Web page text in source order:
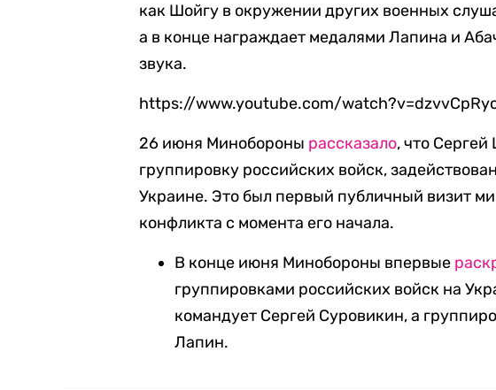
как Шойгу в окружении других военных
а в конце награждает медалями Лапина и
звука.
https://www.youtube.com/
26 июня Минобороны рассказало, что
группировку российских войск,
Украине. Это был первый публичный визит
конфликта с момента его начала.
В конце июня Минобороны впервые
группировками российских войск на
командует Сергей Суровикин, а
Лапин.